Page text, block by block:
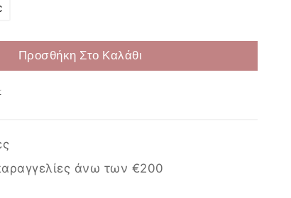
Προσθήκη Στο Καλάθι
άνω των €200